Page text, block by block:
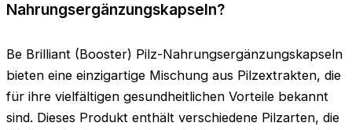
Nahrungsergänzungskapseln?
Be Brilliant (Booster) Pilz-Nahrungsergänzungskapseln
bieten eine einzigartige Mischung aus Pilzextrakten, die
für ihre vielfältigen gesundheitlichen Vorteile bekannt
sind. Dieses Produkt enthält verschiedene Pilzarten, die